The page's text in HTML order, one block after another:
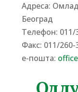
Адреса:
Београд
Tелефон: 011/
Факс: 011/260-
е-пошта: